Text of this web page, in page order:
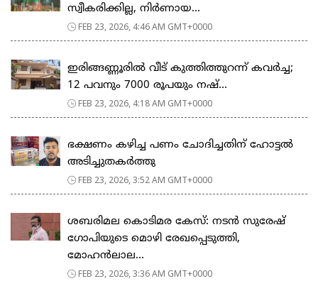
സ്വീകരിക്കില്ല, നിര്‍ണായ...
FEB 23, 2026, 4:46 AM GMT+0000
ഇരിങ്ങണ്ണൂരിൽ വീട് കുത്തിത്തുറന്ന് കവർച്ച;
12 പവനും 7000 രൂപയും നഷ്...
FEB 23, 2026, 4:18 AM GMT+0000
ഭക്ഷണം കഴിച്ച പണം ചോദിച്ചതിന് ഹോട്ടൽ
അടിച്ചുതകർത്തു
FEB 23, 2026, 3:52 AM GMT+0000
ശബരിമല കൊടിമര കേസ്: നടൻ സുരേഷ്
ഗോപിയുടെ മൊഴി രേഖപ്പെടുത്തി,
മോഹൻലാല...
FEB 23, 2026, 3:36 AM GMT+0000